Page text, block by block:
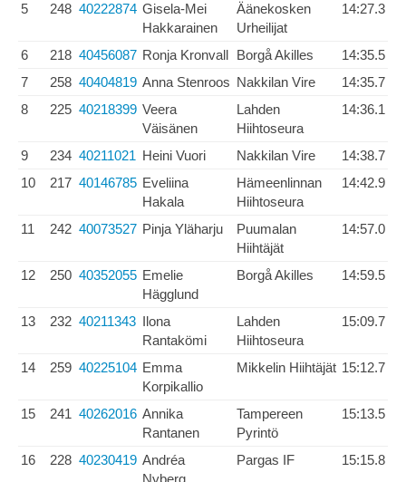
5 248 40222874 Gisela-Mei
Hakkarainen
Äänekosken
Urheilijat
14:27.3
6 218 40456087 Ronja Kronvall Borgå Akilles
14:35.5
7
258 40404819 Anna Stenroos Nakkilan Vire
14:35.7
8
225 40218399 Veera
Väisänen
Lahden
Hiihtoseura
14:36.1
9 234 40211021 Heini Vuori Nakkilan Vire
14:38.7
10
217 40146785 Eveliina
Hakala
Hämeenlinnan
Hiihtoseura
14:42.9
11 242 40073527 Pinja Yläharju
Puumalan
Hiihtäjät
14:57.0
12 250 40352055 Emelie
Hägglund
Borgå Akilles 14:59.5
13 232 40211343 Ilona
Rantakömi
Lahden
Hiihtoseura
15:09.7
14 259 40225104 Emma
Korpikallio
Mikkelin Hiihtäjät 15:12.7
15 241 40262016 Annika
Rantanen
Tampereen
Pyrintö
15:13.5
16 228 40230419 Andréa
Nyberg
Pargas IF 15:15.8